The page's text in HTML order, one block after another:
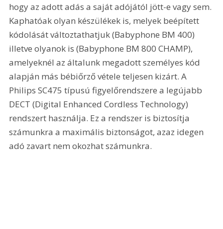
hogy az adott adás a saját adójától jött-e vagy sem.
Kaphatóak olyan készülékek is, melyek beépített
kódolását változtathatjuk (Babyphone BM 400)
illetve olyanok is (Babyphone BM 800 CHAMP),
amelyeknél az általunk megadott személyes kód
alapján más bébiőrző vétele teljesen kizárt. A
Philips SC475 típusú figyelőrendszere a legújabb
DECT (Digital Enhanced Cordless Technology)
rendszert használja. Ez a rendszer is biztosítja
számunkra a maximális biztonságot, azaz idegen
adó zavart nem okozhat számunkra.